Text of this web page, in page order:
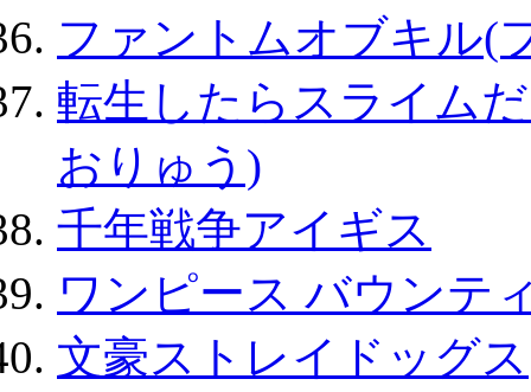
ファントムオブキル(
転生したらスライム
おりゅう)
千年戦争アイギス
ワンピース バウンテ
文豪ストレイドッグス